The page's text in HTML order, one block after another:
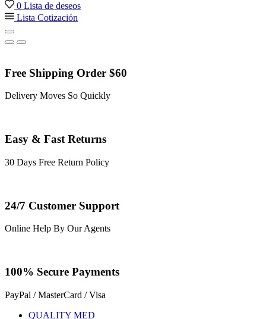
0 Lista de deseos
Lista Cotización
Free Shipping Order $60
Delivery Moves So Quickly
Easy & Fast Returns
30 Days Free Return Policy
24/7 Customer Support
Online Help By Our Agents
100% Secure Payments
PayPal / MasterCard / Visa
QUALITY MED